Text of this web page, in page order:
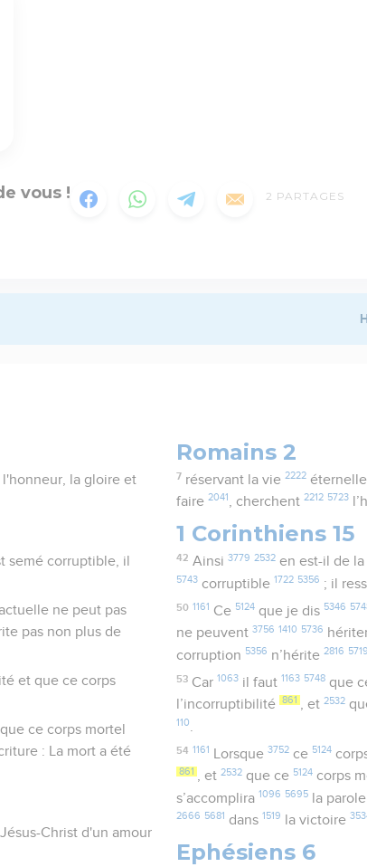
vous ! 2 PARTAGES
la gloire et
semé corruptible, il
ne peut pas
pas non plus de
et que ce corps
ce corps mortel
: La mort a été
Christ d'un amour
Romains 2
7 réservant la vie 2222éternelle
faire2041 , cherchent2212 5723
1 Corinthiens 15
42 Ainsi 3779 2532en est-il de la
5743 corruptible 1722 5356 ; il
50 1161 Ce 5124que je dis 5346
ne peuvent3756 1410 5736
corruption 5356 n’hérite2816 5719
53 Car 1063il faut 1163 5748que
l’incorruptibilité 861 , et2532
110
54 1161 Lorsque 3752ce 5124
861 , et2532 que ce 5124 corps
s’accomplira 1096 5695 la
2666 5681 dans 1519 la victoire
Ephésiens 6